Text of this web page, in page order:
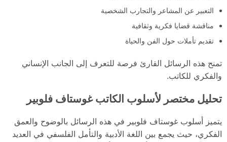
التعبير عن المشاعر والتجارب الشخصية
مناقشة قضايا فكرية وثقافية
تقديم تأملات حول الفن والحياة
تمنح هذه الرسائل القارئ فرصة للتعرف إلى الجانب الإنساني
والفكري للكاتب.
تحليل مختصر لأسلوب الكاتب غوستاف فلوبير
يتميز أسلوب غوستاف فلوبير في هذه الرسائل بالوضوح والعمق
الفكري، حيث يجمع بين اللغة الأدبية والتأمل الفلسفي في العديد